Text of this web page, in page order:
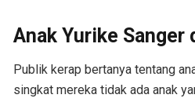
Anak Yurike Sanger
Publik kerap bertanya tentang
singkat mereka tidak ada anak